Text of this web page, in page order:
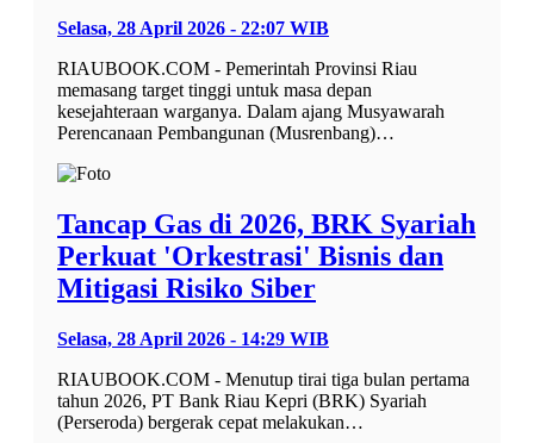
Selasa, 28 April 2026 - 22:07 WIB
RIAUBOOK.COM - Pemerintah Provinsi Riau
memasang target tinggi untuk masa depan
kesejahteraan warganya. Dalam ajang Musyawarah
Perencanaan Pembangunan (Musrenbang)…
Tancap Gas di 2026, BRK Syariah
Perkuat 'Orkestrasi' Bisnis dan
Mitigasi Risiko Siber
Selasa, 28 April 2026 - 14:29 WIB
RIAUBOOK.COM - Menutup tirai tiga bulan pertama
tahun 2026, PT Bank Riau Kepri (BRK) Syariah
(Perseroda) bergerak cepat melakukan…